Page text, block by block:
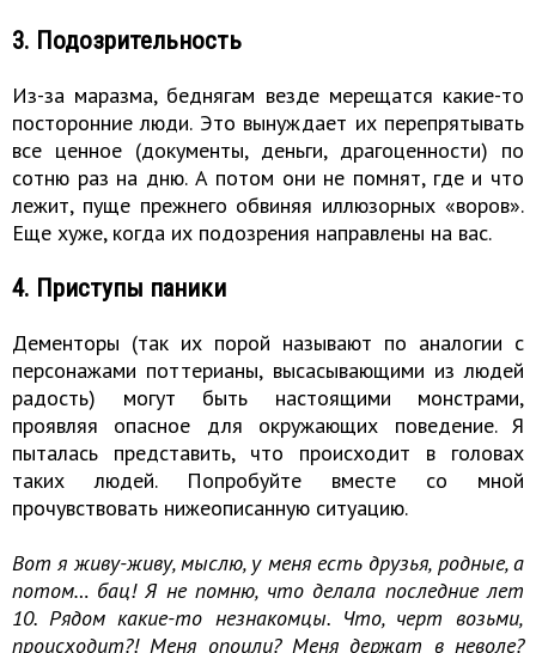
3. Подозрительность
Из-за маразма, беднягам везде мерещатся какие-то
посторонние люди. Это вынуждает их перепрятывать
все ценное (документы, деньги, драгоценности) по
сотню раз на дню. А потом они не помнят, где и что
лежит, пуще прежнего обвиняя иллюзорных «воров».
Еще хуже, когда их подозрения направлены на вас.
4. Приступы паники
Дементоры (так их порой называют по аналогии с
персонажами поттерианы, высасывающими из людей
радость) могут быть настоящими монстрами,
проявляя опасное для окружающих поведение. Я
пыталась представить, что происходит в головах
таких людей. Попробуйте вместе со мной
прочувствовать нижеописанную ситуацию.
Вот я живу-живу, мыслю, у меня есть друзья, родные, а
потом… бац! Я не помню, что делала последние лет
10. Рядом какие-то незнакомцы. Что, черт возьми,
происходит?! Меня опоили? Меня держат в неволе?